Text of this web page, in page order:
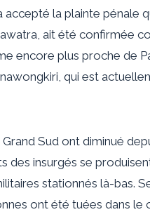
la plainte pénale
ait été confirmée
encore plus proche de
qui est
Sud ont diminué
des insurgés se
stationnés là-bas.
ont été tuées dans